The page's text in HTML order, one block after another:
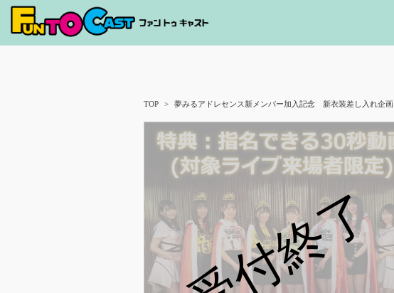
TOP 夢みるアドレセンス新メンバー加入記念 新衣装差し入れ企画
受付終了